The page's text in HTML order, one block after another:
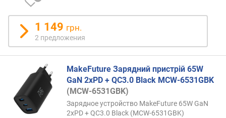
р
в
д
н
о
й
1 149 грн.
2 предложения
MakeFuture Зарядний пристрій 65W
GaN 2xPD + QC3.0 Black MCW-6531GBK
(MCW-6531GBK)
Зарядное устройство MakeFuture 65W GaN
2xPD + QC3.0 Black (MCW-6531GBK)